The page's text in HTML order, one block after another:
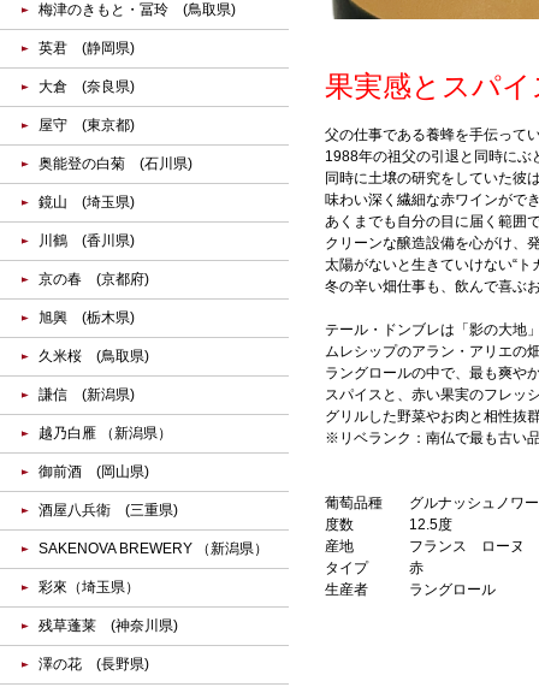
果実感とスパ
父の仕事である養蜂を手伝って
1988年の祖父の引退と同時に
同時に土壌の研究をしていた彼
味わい深く繊細な赤ワインがで
あくまでも自分の目に届く範囲
クリーンな醸造設備を心がけ、
太陽がないと生きていけない“
冬の辛い畑仕事も、飲んで喜ぶ
テール・ドンブレは「影の大地
ムレシップのアラン・アリエの
ラングロールの中で、最も爽や
スパイスと、赤い果実のフレッ
グリルした野菜やお肉と相性抜
※リベランク：南仏で最も古い
葡萄品種
グルナッシュノワ
度数
12.5度
産地
フランス ローヌ
タイプ
赤
生産者
ラングロール
梅津のきもと・冨玲 (鳥取県)
英君 (静岡県)
大倉 (奈良県)
屋守 (東京都)
奥能登の白菊 (石川県)
鏡山 (埼玉県)
川鶴 (香川県)
京の春 (京都府)
旭興 (栃木県)
久米桜 (鳥取県)
謙信 (新潟県)
越乃白雁 （新潟県）
御前酒 (岡山県)
酒屋八兵衛 (三重県)
SAKENOVA BREWERY （新潟県）
彩來（埼玉県）
残草蓬莱 (神奈川県)
澤の花 (長野県)